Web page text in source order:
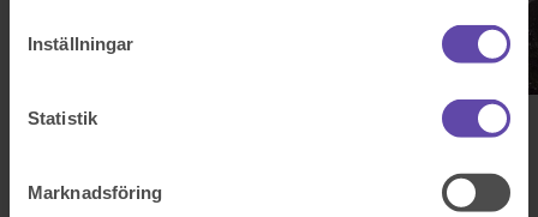
Inställningar
Statistik
Marknadsföring
Lagfartsansökan måste göras om du köper eller får en fastighet i